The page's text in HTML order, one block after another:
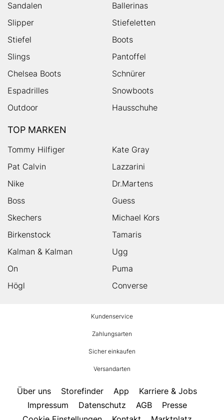
Sandalen
Ballerinas
Slipper
Stiefeletten
Stiefel
Boots
Slings
Pantoffel
Chelsea Boots
Schnürer
Espadrilles
Snowboots
Outdoor
Hausschuhe
TOP MARKEN
Tommy Hilfiger
Kate Gray
Pat Calvin
Lazzarini
Nike
Dr.Martens
Boss
Guess
Skechers
Michael Kors
Birkenstock
Tamaris
Kalman & Kalman
Ugg
On
Puma
Högl
Converse
Kundenservice
Zahlungsarten
Sicher einkaufen
Versandarten
Über uns Storefinder App
Karriere & Jobs
Impressum
Datenschutz AGB
Presse